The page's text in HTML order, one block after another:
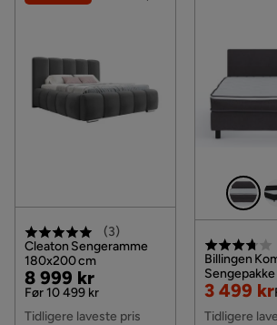
(3)
Cleaton Sengeramme
180x200 cm
Pris
8 999 kr
Original
Pris
Før 10 499 kr
Tidligere laveste pris
Billingen
cm, Grå
Nedsatt
Pris
3 499 kr
Original
Pris
Tidligere